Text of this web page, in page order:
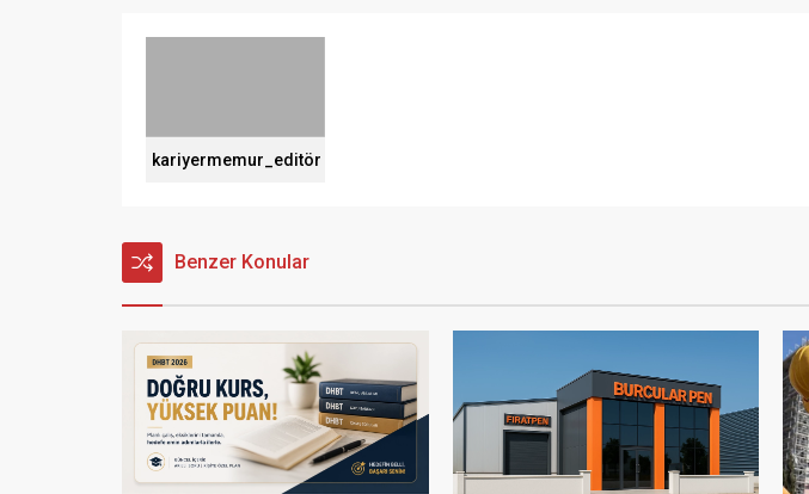
kariyermemur_editör
Benzer Konular